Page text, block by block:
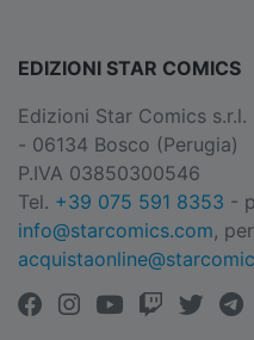
EDIZIONI STAR COMICS
Edizioni Star Comics
- 06134 Bosco (Perugia)
P.IVA 03850300546
Tel. +39 075 591 8353 -
info@starcomics.com,